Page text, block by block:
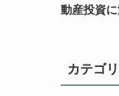
動産投資
カテゴ